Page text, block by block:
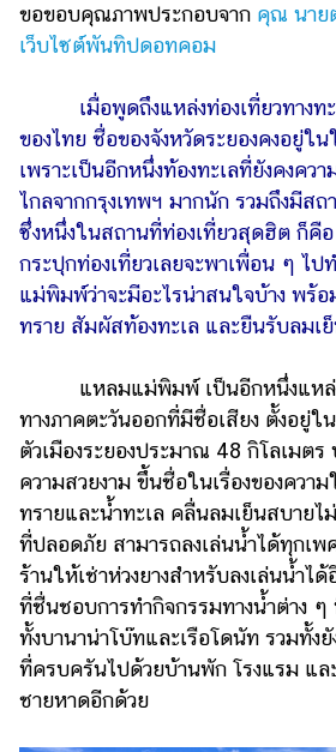
ราคา
น้ำมัน
ไร
ตี้
แต่งงาน
แม่
และ
เด็ก
Infographic
บริการ
แอปฯ
กระปุก
คอร์ส
ออนไลน์
เรียน
ขอขอบคุณภาพประกอบจาก คุณ นาย
เว็บไซต์พันทิปดอทคอม
เมื่อพูดถึงแหล่งท่องเที่ยวทางท
ของไทย ชื่อของจังหวัดระยองคงอยู่ใ
เพราะเป็นอีกหนึ่งท้องทะเลที่ยังคงคว
ไกลจากกรุงเทพฯ มากนัก รวมถึงมีสถ
ซึ่งหนึ่งในสถานที่ท่องเที่ยวสุดฮิต ก็คือ
กระปุกท่องเที่ยวเลยจะพาเพื่อน ๆ ไ
แม่พิมพ์ว่าจะมีอะไรน่าสนใจบ้าง พร้
ทราย สัมผัสท้องทะเล และยืนรับลมเ
แหลมแม่พิมพ์ เป็นอีกหนึ่งแหล่งท่
ทางภาคตะวันออกที่มีชื่อเสียง ตั้งอยู่ใ
ตัวเมืองระยองประมาณ 48 กิโลเมต
ความสวยงาม ขึ้นชื่อในเรื่องของควา
ทรายและน้ำทะเล คลื่นลมเย็นสบายไ
ที่ปลอดภัย สามารถลงเล่นน้ำได้ทุกเ
ร้านให้เช่าห่วงยางสำหรับลงเล่นน้ำไ
ที่ชื่นชอบการทำกิจกรรมทางน้ำต่าง
ทั้งบานาน่าโบ๊ทและเรือโดนัท รวมทั้ง
ที่ครบครันไปด้วยบ้านพัก โรงแรม แล
ชายหาดอีกด้วย